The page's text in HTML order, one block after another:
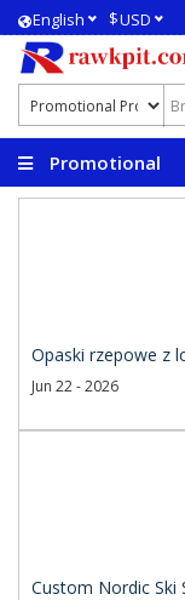
English $USD
Promotional
Opaski rzepowe z
Jun 22 - 2026
Custom Nordic Ski